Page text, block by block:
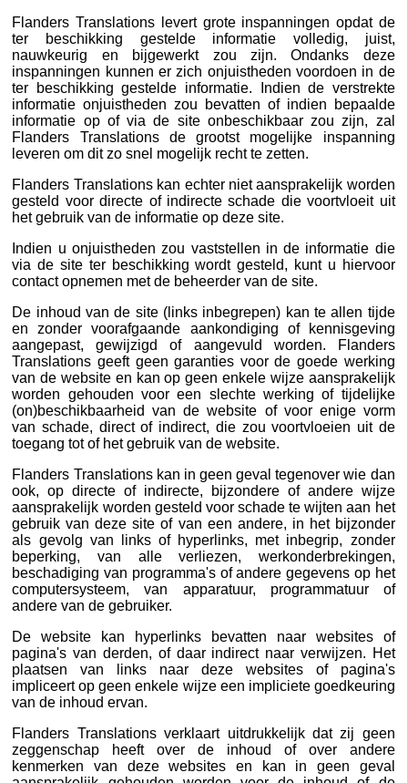
Flanders Translations levert grote inspanningen opdat de
ter beschikking gestelde informatie volledig, juist,
nauwkeurig en bijgewerkt zou zijn. Ondanks deze
inspanningen kunnen er zich onjuistheden voordoen in de
ter beschikking gestelde informatie. Indien de verstrekte
informatie onjuistheden zou bevatten of indien bepaalde
informatie op of via de site onbeschikbaar zou zijn, zal
Flanders Translations de grootst mogelijke inspanning
leveren om dit zo snel mogelijk recht te zetten.
Flanders Translations kan echter niet aansprakelijk worden
gesteld voor directe of indirecte schade die voortvloeit uit
het gebruik van de informatie op deze site.
Indien u onjuistheden zou vaststellen in de informatie die
via de site ter beschikking wordt gesteld, kunt u hiervoor
contact opnemen met de beheerder van de site.
De inhoud van de site (links inbegrepen) kan te allen tijde
en zonder voorafgaande aankondiging of kennisgeving
aangepast, gewijzigd of aangevuld worden. Flanders
Translations geeft geen garanties voor de goede werking
van de website en kan op geen enkele wijze aansprakelijk
worden gehouden voor een slechte werking of tijdelijke
(on)beschikbaarheid van de website of voor enige vorm
van schade, direct of indirect, die zou voortvloeien uit de
toegang tot of het gebruik van de website.
Flanders Translations kan in geen geval tegenover wie dan
ook, op directe of indirecte, bijzondere of andere wijze
aansprakelijk worden gesteld voor schade te wijten aan het
gebruik van deze site of van een andere, in het bijzonder
als gevolg van links of hyperlinks, met inbegrip, zonder
beperking, van alle verliezen, werkonderbrekingen,
beschadiging van programma's of andere gegevens op het
computersysteem, van apparatuur, programmatuur of
andere van de gebruiker.
De website kan hyperlinks bevatten naar websites of
pagina's van derden, of daar indirect naar verwijzen. Het
plaatsen van links naar deze websites of pagina's
impliceert op geen enkele wijze een impliciete goedkeuring
van de inhoud ervan.
Flanders Translations verklaart uitdrukkelijk dat zij geen
zeggenschap heeft over de inhoud of over andere
kenmerken van deze websites en kan in geen geval